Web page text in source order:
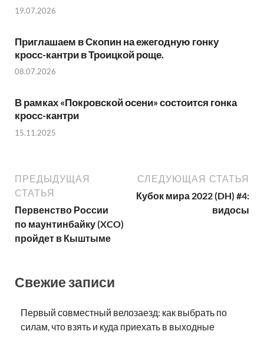
19.07.2026
Приглашаем в Скопин на ежегодную гонку
кросс-кантри в Троицкой роще.
08.07.2026
В рамках «Покровской осени» состоится гонка
кросс-кантри
15.11.2025
ПРЕДЫДУЩАЯ
СТАТЬЯ
Первенство России
по маунтинбайку (XCO)
пройдет в Кыштыме
СЛЕДУЮЩАЯ СТАТЬЯ
Кубок мира 2022 (DH) #4:
видосы
Свежие записи
Первый совместный велозаезд: как выбрать по
силам, что взять и куда приехать в выходные